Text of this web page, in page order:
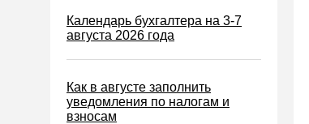
Возврат и зачет налогов
Налоговые проверки
Ответственность
Статистика
Календарь бухгалтера на 3-7
августа 2026 года
Как в августе заполнить
уведомления по налогам и
взносам